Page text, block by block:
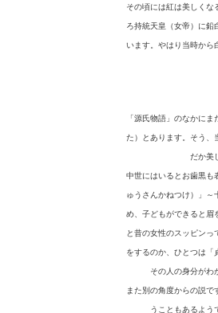
その頃には紅は美しくな
ろ持統天皇（女帝）に鉛
います。やはり当時から
「源氏物語」のなかに
た）とあります。そう、
だか美
中世にはいるとお歯黒も
ゅうさんかねつけ）」～
め、子どもができると眉
と昔の女性のスッピン
をするのか、ひとつは「
その人の身分がわ
また別の角度からの説
うこともあるよう